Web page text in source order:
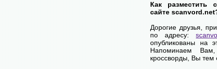
Как разместить
сайте
Дорогие друзья,
по адресу:
опубликованы на
Напоминаем
кроссворды, Вы